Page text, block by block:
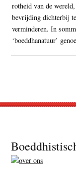
rotheid van de
bevrijding dichterbij
verminderen. In
‘boeddhanatuur’
Footer